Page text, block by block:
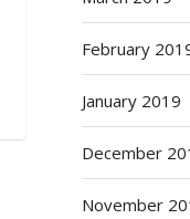
February
January 2019
December
November